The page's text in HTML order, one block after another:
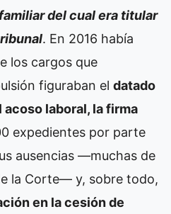
del cual era titular
. En 2016 había
los cargos que
figuraban el datado
laboral, la firma
expedientes por parte
ausencias —muchas de
la Corte— y, sobre todo,
en la cesión de